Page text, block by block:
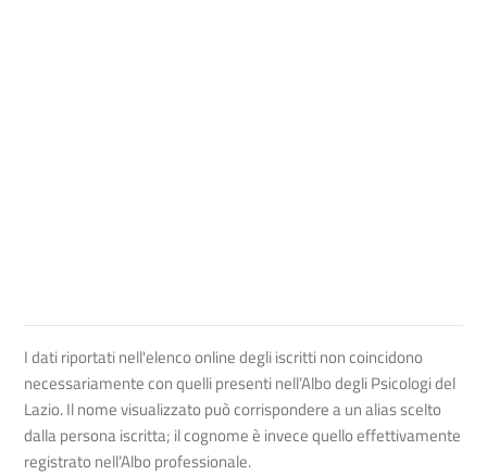
I dati riportati nell'elenco online degli iscritti non coincidono
necessariamente con quelli presenti nell’Albo degli Psicologi del
Lazio. Il nome visualizzato può corrispondere a un alias scelto
dalla persona iscritta; il cognome è invece quello effettivamente
registrato nell’Albo professionale.